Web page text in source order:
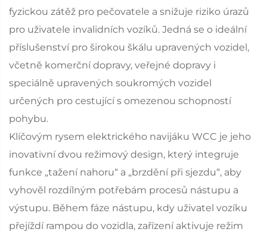
fyzickou zátěž pro pečovatele a snižuje riziko úrazů
pro uživatele invalidních vozíků. Jedná se o ideální
příslušenství pro širokou škálu upravených vozidel,
včetně komerční dopravy, veřejné dopravy i
speciálně upravených soukromých vozidel
určených pro cestující s omezenou schopností
pohybu.
Klíčovým rysem elektrického navijáku WCC je jeho
inovativní dvou režimový design, který integruje
funkce „tažení nahoru“ a „brzdění při sjezdu“, aby
vyhověl rozdílným potřebám procesů nástupu a
výstupu. Během fáze nástupu, kdy uživatel vozíku
přejíždí rampou do vozidla, zařízení aktivuje režim